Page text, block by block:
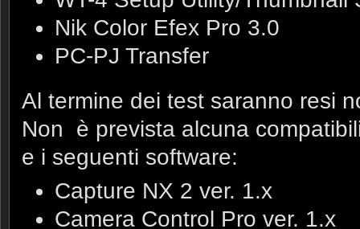
Nik Color Efex Pro 3.0
PC-PJ Transfer
Al termine dei test saranno resi
Non è prevista alcuna
e i seguenti software:
Capture NX 2 ver. 1.x
Camera Control Pro ver. 1.x